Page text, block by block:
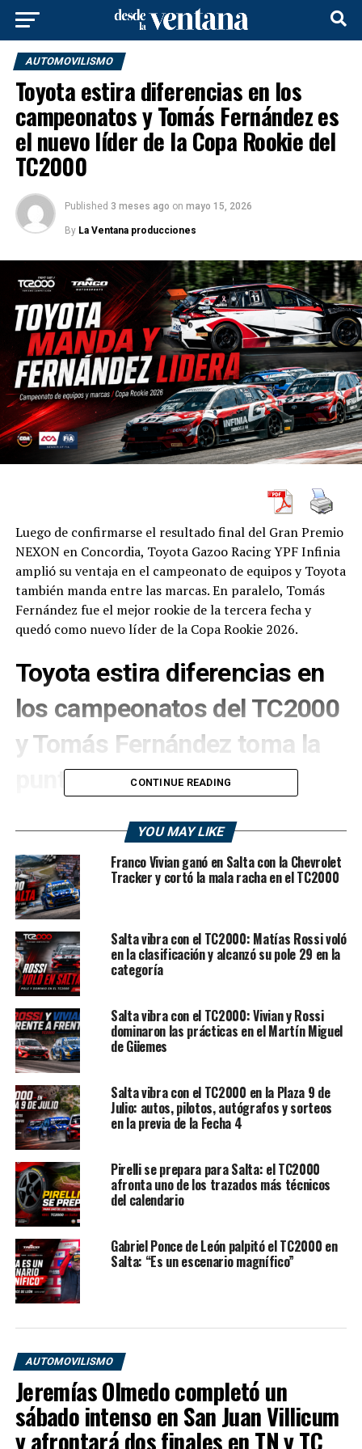
AUTOMOVILISMO
Toyota estira diferencias en los
campeonatos y Tomás Fernández es
el nuevo líder de la Copa Rookie del
TC2000
Published 3 meses ago on mayo 15, 2026
By La Ventana producciones
Luego de confirmarse el resultado final del Gran Premio
NEXON en Concordia, Toyota Gazoo Racing YPF Infinia
amplió su ventaja en el campeonato de equipos y Toyota
también manda entre las marcas. En paralelo, Tomás
Fernández fue el mejor rookie de la tercera fecha y
quedó como nuevo líder de la Copa Rookie 2026.
Toyota estira diferencias en
los campeonatos del TC2000
y Tomás Fernández toma la
punta de la Copa Rookie
después de la resolución definitiva de la tercera fecha
disputada en el
Parque Autódromo Ciudad de
Concordia, Entre Ríos. Confirmado el resultado final
delGran Premio NEXON
Franco Morillo
Ciarrocchi, el gran beneficiado en los campeonatos de
equipos y marcas volvió a serToyota, que estiró
diferencias y consolidó su dominio dentro del
Campeonato de TC2000 YPF Energía Argentina
ElToyota Gazoo Racing YPF Infinia, dirigido por
Darío Ramonda, sumó puntos importantes gracias al
tercer puesto de Emiliano Stang
Corolla Cross GR-S #162
cuarto lugar de Matías
Rossicon el Toyota Corolla Cross GR-S #1en la final
de Concordia. Con esos resultados, la estructura oficial
de Toyota alcanzó los
de Equipos
, ampliando la brecha sobre sus
perseguidores.
La marca japonesa también lidera con comodidad el
Campeonato de Marcas
delante deChevrolet, que aparece como escolta con43
unidades. Detrás se ubican con 20,
Hondacon 17 y
Toyota sostiene su dominio con
regularidad
El dominio de Toyota en el TC2000 no se explica
únicamente por victorias o actuaciones aisladas. La clave
está en la regularidad. Desde el inicio de la temporada, el
CONTINUE READING
YOU MAY LIKE
Franco Vivian ganó en Salta con la Chevrolet
Tracker y cortó la mala racha en el TC2000
Salta vibra con el TC2000: Matías Rossi voló
en la clasificación y alcanzó su pole 29 en la
categoría
Salta vibra con el TC2000: Vivian y Rossi
dominaron las prácticas en el Martín Miguel
de Güemes
Salta vibra con el TC2000 en la Plaza 9 de
Julio: autos, pilotos, autógrafos y sorteos
en la previa de la Fecha 4
Pirelli se prepara para Salta: el TC2000
afronta uno de los trazados más técnicos
del calendario
Gabriel Ponce de León palpitó el TC2000 en
Salta: “Es un escenario magnífico”
AUTOMOVILISMO
Jeremías Olmedo completó un
sábado intenso en San Juan Villicum
y afrontará dos finales en TN y TC